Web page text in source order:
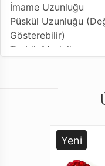
İmame Uzunluğu
Püskül Uzunluğu
Gösterebilir)
Tesbih Modeli
Tesbihi Çekme Özelliği
Dizildiği Malzeme
Yeni